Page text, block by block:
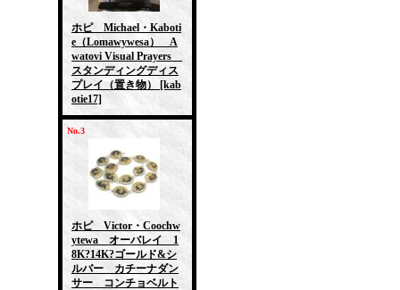
ホピ Michael・Kaboti
e（Lomawywesa） A
watovi Visual Prayers
スタンディングディス
プレイ（置き物）
[kab
otie17]
No.3
ホピ Victor・Coochw
ytewa オーバレイ 1
8K?14K?ゴールド&シ
ルバー カチーナダン
サー コンチョベルト